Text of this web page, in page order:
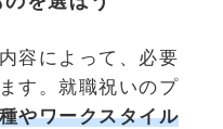
容によって、必要
す。就職祝いのプ
やワークスタイル